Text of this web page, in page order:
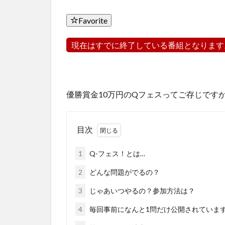
Favorite
現在はすでに終了している番組となります
優勝賞金10万円のQフェスってご存じです
目次
1 Q-フェス！とは…
2 どんな問題がでるの？
3 じゃあいつやるの？参加方法は？
4 毎回事前になんと1問だけ公開されていま